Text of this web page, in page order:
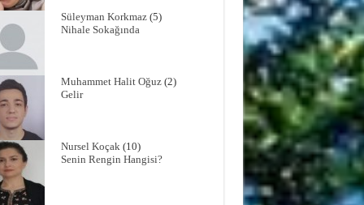
Süleyman Korkmaz(5)
Nihale Sokağında
Muhammet Halit Oğuz(2)
Gelir
Nursel Koçak(10)
Senin Rengin Hangisi?